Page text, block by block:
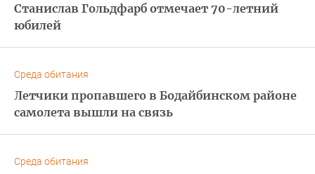
Станислав Гольдфарб отмечает 70-летний
юбилей
Среда обитания
Летчики пропавшего в Бодайбинском районе
самолета вышли на связь
Среда обитания